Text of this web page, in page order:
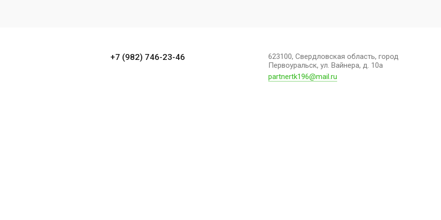
+7 (982) 746-23-46
623100, Свердловская область, город
Первоуральск, ул. Вайнера, д. 10а
partnertk196@mail.ru